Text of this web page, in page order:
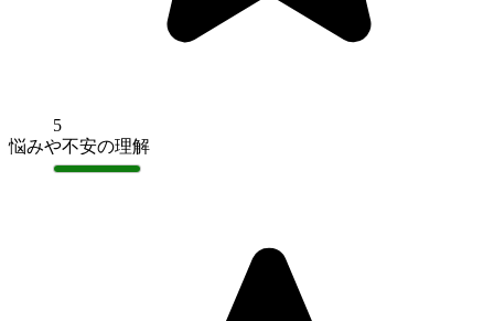
5
悩みや不安の理解